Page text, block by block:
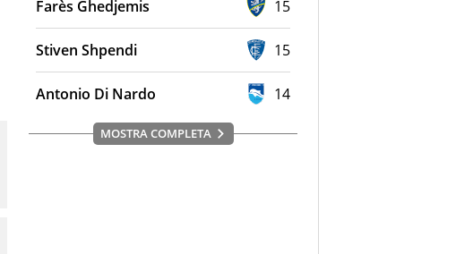
Farès Ghedjemis 15
Stiven Shpendi 15
Antonio Di Nardo 14
MOSTRA COMPLETA